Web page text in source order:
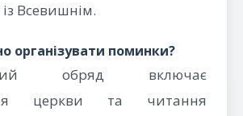
Всевишнім.
організувати поминки?
обряд включає
церкви та читання